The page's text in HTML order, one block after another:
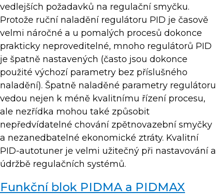
vedlejších požadavků na regulační smyčku.
Protože ruční naladění regulátoru PID je časově
velmi náročné a u pomalých procesů dokonce
prakticky neproveditelné, mnoho regulátorů PID
je špatně nastavených (často jsou dokonce
použité výchozí parametry bez příslušného
naladění). Špatně naladěné parametry regulátoru
vedou nejen k méně kvalitnímu řízení procesu,
ale nezřídka mohou také způsobit
nepředvídatelné chování zpětnovazební smyčky
a nezanedbatelné ekonomické ztráty. Kvalitní
PID-autotuner je velmi užitečný při nastavování a
údržbě regulačních systémů.
Funkční blok PIDMA a PIDMAX